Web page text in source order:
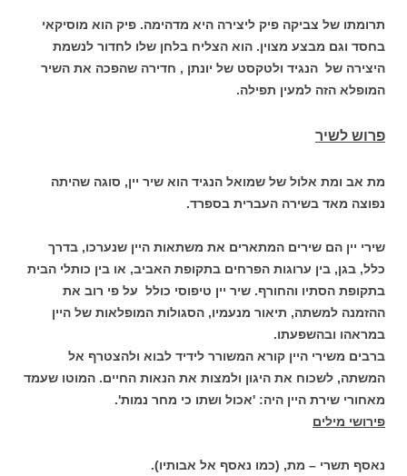
תרומתו של צביקה פיק ליצירה היא מדהימה. פיק הוא מוסיקאי
בחסד וגם מבצע מצוין. הוא הצליח בלחן שלו לחדור לנשמת
היצירה של הנגיד ולטקסט של יונתן , חדירה שהפכה את השיר
המופלא הזה למעין תפילה.
פרוש לשיר
מת אב ומת אלול של שמואל הנגיד הוא שיר יין, סוגה שהיתה
נפוצה מאד בשירה העברית בספרד.
שירי יין הם שירים המתארים את משתאות היין שנערכו, בדרך
כלל, בגן, בין ערוגות הפרחים בתקופת האביב, או בין כותלי הבית
בתקופת הסתיו והחורף. שיר יין טיפוסי כולל על פי רוב את
ההזמנה למשתה, תיאור מנעמיו, הסגולות המופלאות של היין
במראהו ובהשפעתו.
ברבים משירי היין קורא המשורר לידיד לבוא ולהצטרף אל
המשתה, לשכוח את היגון ולמצות את הנאות החיים. המוטו שעמד
מאחורי שירת היין היה: 'אכול ושתו כי מחר נמות'.
פירושי מילים
נאסף תשרי – מת, (כמו נאסף אל אבותיו).